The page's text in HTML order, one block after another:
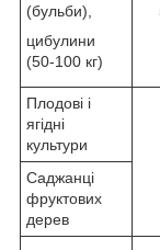
(бульби),
цибулини
(50-100 кг)
Плодові і
ягідні
культури
Саджанці
фруктових
дерев